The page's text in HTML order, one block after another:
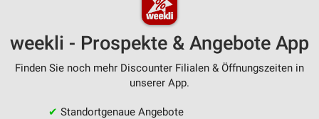
weekli - Prospekte & Angebote App
Finden Sie noch mehr Discounter Filialen & Öffnungszeiten in
unserer App.
✔ Standortgenaue Angebote